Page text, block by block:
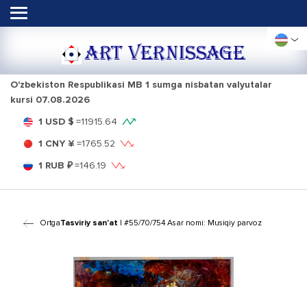
ART VERNISSAGE
O'zbekiston Respublikasi MB 1 sumga nisbatan valyutalar
kursi 07.08.2026
1 USD $ =11915.64
1 CNY ¥ =1765.52
1 RUB ₽=146.19
OrtgaTasviriy san'at | #55/70/754 Asar nomi: Musiqiy parvoz